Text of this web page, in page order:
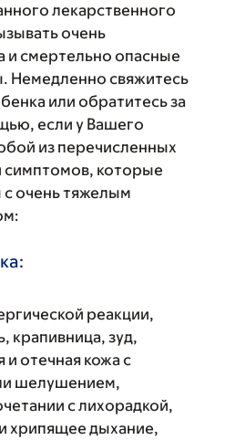
лекарственного
очень
и смертельно опасные
Немедленно свяжитесь
или обратитесь за
если у Вашего
из перечисленных
симптомов, которые
с очень тяжелым
реакции,
крапивница, зуд,
отечная кожа с
шелушением,
с лихорадкой,
хрипящее дыхание,